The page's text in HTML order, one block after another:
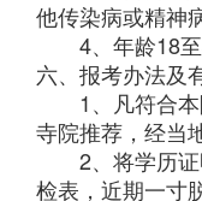
他传染病或精神
4、年龄18至
六、报考办法及
1、凡符合本
寺院推荐，经当
2、将学历证
检表，近期一寸